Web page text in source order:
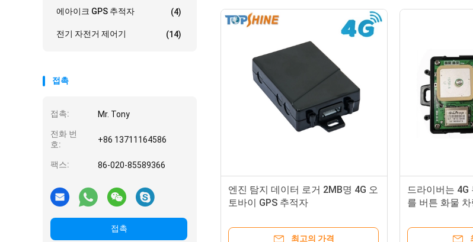
에아이크 GPS 추적자 (4)
전기 자전거 제어기 (14)
접촉
접촉: Mr. Tony
전화 번
호:
+86 13711164586
팩스: 86-020-85589366
접촉
엔진 탐지 데이터 로거 2MB명 4G 오
토바이 GPS 추적자
최고의 가격
드라이버는 4G
를 버튼 화물